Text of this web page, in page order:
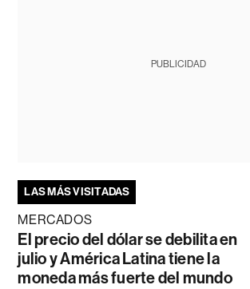
PUBLICIDAD
LAS MÁS VISITADAS
MERCADOS
El precio del dólar se debilita en
julio y América Latina tiene la
moneda más fuerte del mundo